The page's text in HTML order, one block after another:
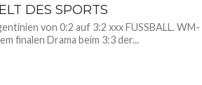
DES SPORTS
von 0:2 auf 3:2 xxx FUSSBALL. WM-
finalen Drama beim 3:3 der...